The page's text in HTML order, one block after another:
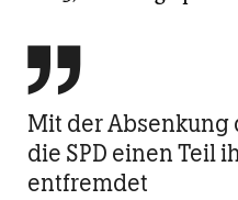

Mit der Absenkung
die SPD einen Teil
entfremdet